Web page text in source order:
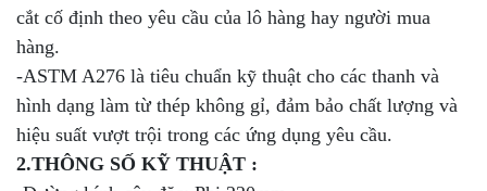
cắt cố định theo yêu cầu của lô hàng hay người mua
hàng.
-ASTM A276 là tiêu chuẩn kỹ thuật cho các thanh và
hình dạng làm từ thép không gỉ, đảm bảo chất lượng và
hiệu suất vượt trội trong các ứng dụng yêu cầu.
2.THÔNG SỐ KỸ THUẬT :